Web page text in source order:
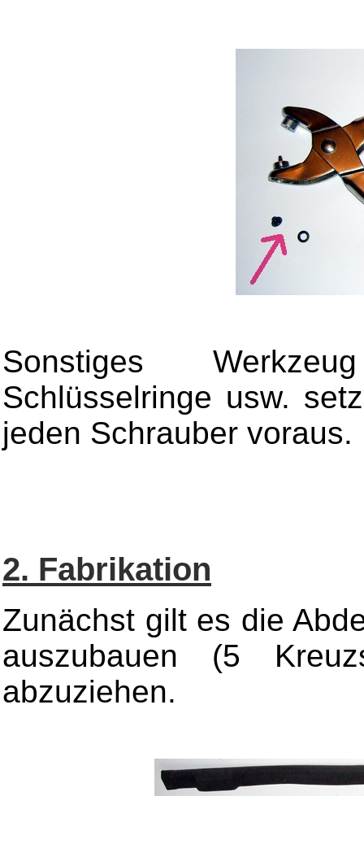
Sonstiges
Schlüsselringe usw.
jeden Schrauber voraus.
2. Fabrikation
Zunächst gilt es die
auszubauen (5
abzuziehen.